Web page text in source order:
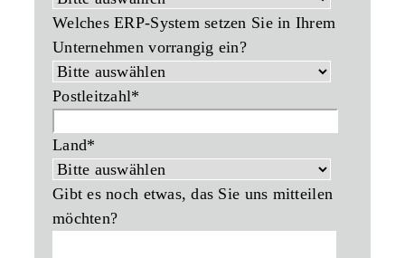
Welches ERP-System setzen Sie in Ihrem
Unternehmen vorrangig ein?
Postleitzahl*
Land*
Gibt es noch etwas, das Sie uns mitteilen
möchten?